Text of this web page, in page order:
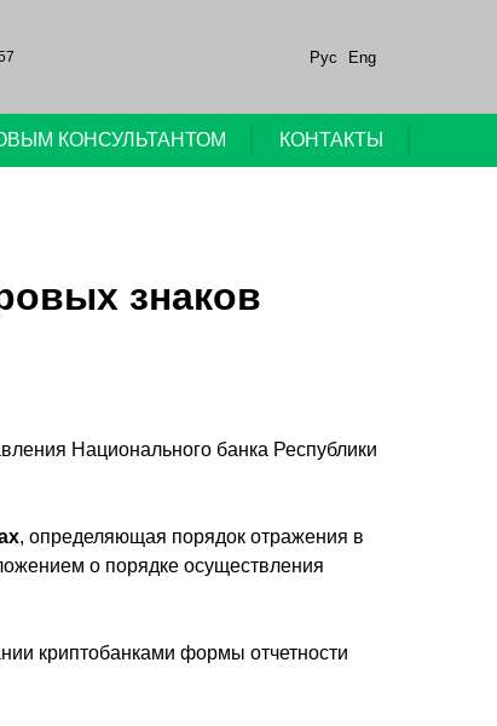
Рус Eng
КОНСУЛЬТАНТОМ КОНТАКТЫ
знаков
Национального банка Республики
, определяющая порядок отражения в
о порядке осуществления
криптобанками формы отчетности